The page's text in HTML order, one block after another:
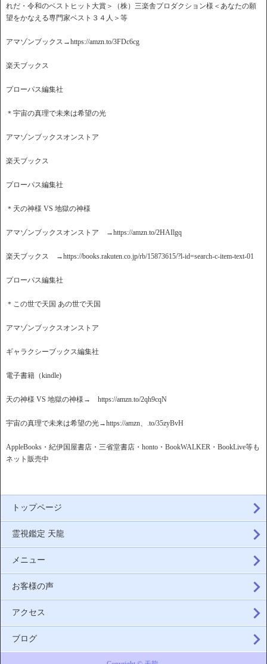
れだ・令和のベストヒット大賞＞（株）三楽舎プロダクション様＜あなたの願
望をかなえる専門家ベスト３４人＞等
アマゾンブックス→https://amzn.to/3FDc6cg
楽天ブックス
プローパス編集社
＊宇宙の真理で未来は希望の光
アマゾンブックスオンストア
楽天ブックス
プローパス編集社
＊天の神様 VS 地獄の神様
アマゾンブックスオンストア →https://amzn.to/2HAIlgq
楽天ブックス →https://books.rakuten.co.jp/rb/15873615/?l-id=search-c-item-text-01
プローパス編集社
＊この世で天国 あの世で天国
アマゾンブックスオンストア
ギャラクシーブックス編集社
電子書籍（kindle)
天の神様 VS 地獄の神様→ https://amzn.to/2qh9cqN
宇宙の真理で未来は希望の光→https://amzn、.to/35zyBvH
AppleBooks・紀伊国屋書店・三省堂書店・honto・BookWALKER・BookLive等も
ネット販売中
トップページ
霊視鑑定 天龍
メニュー
お客様の声
アクセス
ブログ